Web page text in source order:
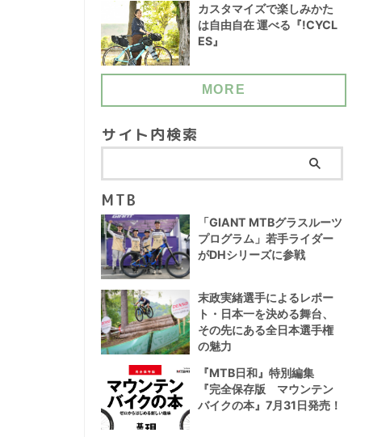
カスタマイズで楽しみかた
は自由自在 運べる『!CYCL
ES』
MORE
サイト内検索
MTB
「GIANT MTBグラスルーツ
プログラム」若手ライダー
がDHシリーズに参戦
末政実緒選手によるレポー
ト・日本一を決める舞台、
その先にある全日本選手権
の魅力
『MTB日和』特別編集
『完全保存版 マウンテン
バイクの本』7月31日発売！